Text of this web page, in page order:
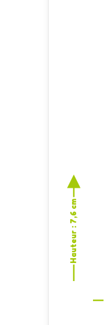
Hauteur : 7,6 cm